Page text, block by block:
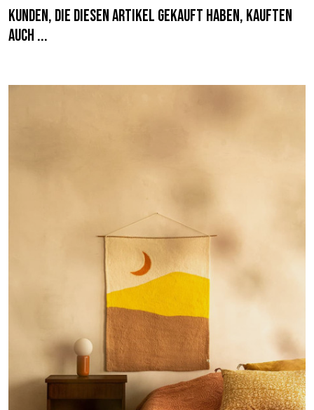
Kunden, die diesen Artikel gekauft haben, kauften
auch ...